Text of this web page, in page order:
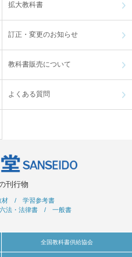
拡大教科書
訂正・変更のお知らせ
教科書販売について
よくある質問
刊行物
材 / 学習参考書
六法・法律書 / 一般書
全国教科書供給協会